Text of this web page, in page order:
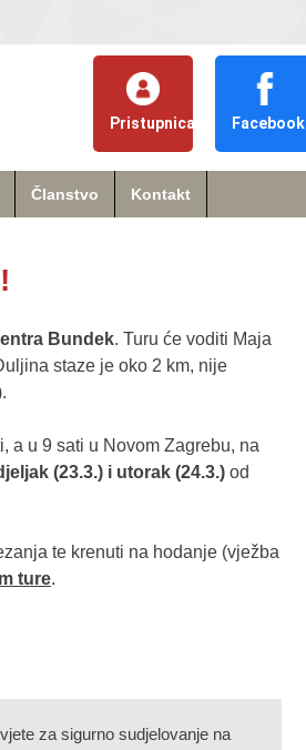
Pristupnica Facebook
Članstvo Kontakt
Bundek. Turu će voditi Maja
staze je oko 2 km, nije
a u 9 sati u Novom Zagrebu, na
(23.3.) i utorak (24.3.) od
te krenuti na hodanje (vježba
ture.
za sigurno sudjelovanje na